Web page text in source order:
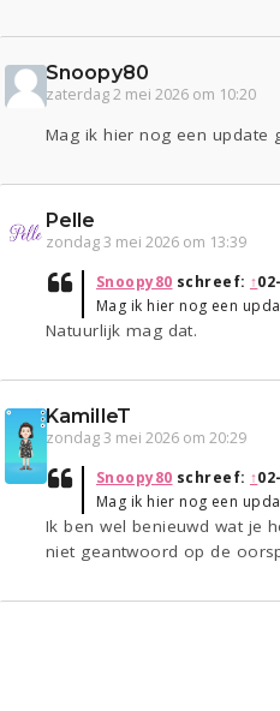
Snoopy80
zaterdag 2 mei 2026 om 10:20
Mag ik hier nog een update
Pelle
zondag 3 mei 2026 om 13:39
Snoopy80 schreef: ↑
Mag ik hier nog een
Natuurlijk mag dat.
KamilleT
zondag 3 mei 2026 om 20:29
Snoopy80 schreef: ↑
Mag ik hier nog een
Ik ben wel benieuwd wat je
niet geantwoord op de